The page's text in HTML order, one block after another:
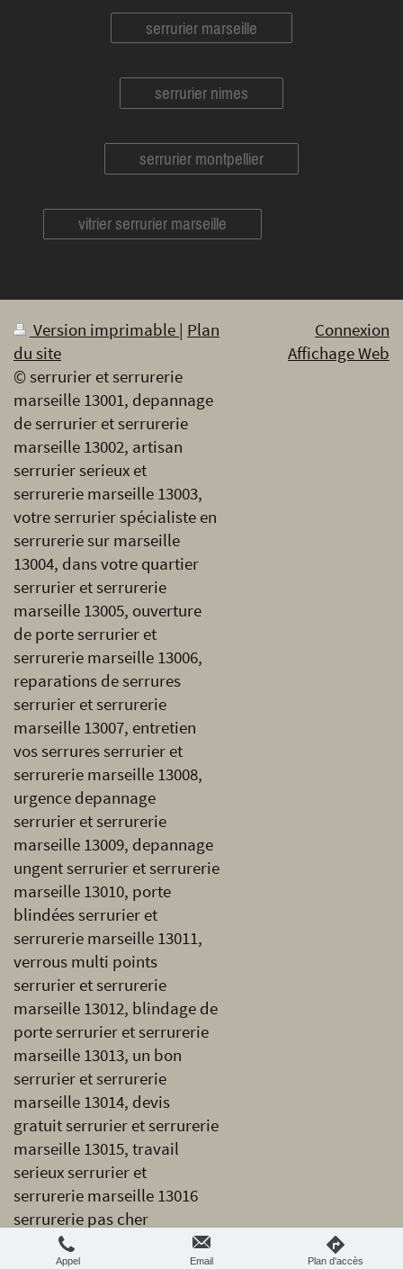
serrurier marseille
serrurier nimes
serrurier montpellier
vitrier serrurier marseille
Version imprimable | Plan
du site
© serrurier et serrurerie
marseille 13001, depannage
de serrurier et serrurerie
marseille 13002, artisan
serrurier serieux et
serrurerie marseille 13003,
votre serrurier spécialiste en
serrurerie sur marseille
13004, dans votre quartier
serrurier et serrurerie
marseille 13005, ouverture
de porte serrurier et
serrurerie marseille 13006,
reparations de serrures
serrurier et serrurerie
marseille 13007, entretien
vos serrures serrurier et
serrurerie marseille 13008,
urgence depannage
serrurier et serrurerie
marseille 13009, depannage
ungent serrurier et serrurerie
marseille 13010, porte
blindées serrurier et
serrurerie marseille 13011,
verrous multi points
serrurier et serrurerie
marseille 13012, blindage de
porte serrurier et serrurerie
marseille 13013, un bon
serrurier et serrurerie
marseille 13014, devis
gratuit serrurier et serrurerie
marseille 13015, travail
serieux serrurier et
serrurerie marseille 13016
serrurerie pas cher
Connexion
Affichage Web
Appel Email Plan d'accès